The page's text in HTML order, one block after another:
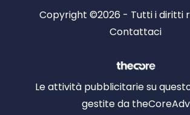
Copyright ©2026 - Tutti i diritti
Contattaci
Le attività pubblicitarie su
gestite da theCoreAdv